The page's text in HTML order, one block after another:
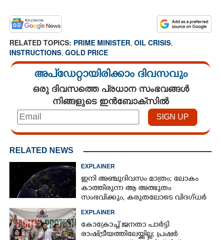
RELATED TOPICS: PRIME MINISTER, OIL CRISIS,
INSTRUCTIONS, GOLD PRICE
അപ്ഡേറ്റായിരിക്കാം ദിവസവും
ഒരു ദിവസത്തെ പ്രധാന സംഭവങ്ങൾ
നിങ്ങളുടെ ഇൻബോക്സിൽ
RELATED NEWS
EXPLAINER
ഇനി അഞ്ചുദിവസം മാത്രം; ലോകം
കാത്തിരുന്ന ആ അത്ഭുതം
സംഭവിക്കും, കരുതലോടെ വിദഗ്ധർ
EXPLAINER
കോക്രോച്ച് ജനതാ പാർട്ടി
രാഷ്ട്രീയത്തിലേയ്ക്കില്ല; പ്രഷർ